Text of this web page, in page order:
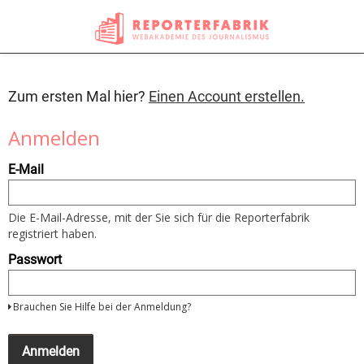
Zum ersten Mal hier? Einen Account erstellen.
Anmelden
Um
sich
nutzen
Sie
bitte
Ihre
E-
Mail
und
Ihr
Wenn
Sie
noch
E-Mail
Die E-Mail-Adresse, mit der Sie sich für die Reporterfabrik
registriert haben.
Passwort
Brauchen Sie Hilfe bei der Anmeldung?
Anmelden